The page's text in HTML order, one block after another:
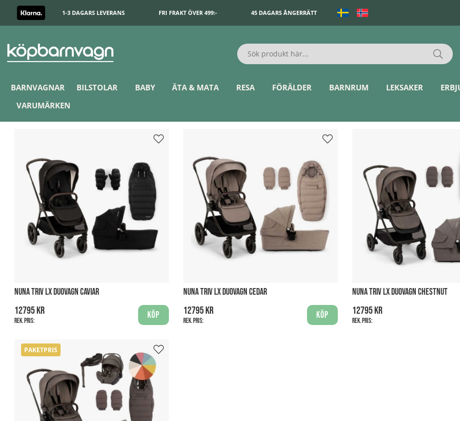
1-3 DAGARS LEVERANS FRI FRAKT ÖVER 499:- 45 DAGARS ÅNGERRÄTT
BARNVAGNAR BILSTOLAR BABY ÄTA & MATA RESA FÖRÄLDER BARNRUM LEKSAKER
VARUMÄRKEN
NUNA TRIV LX DUOVAGN CAVIAR
12795 kr
Rek. pris:
Köp
NUNA TRIV LX DUOVAGN CEDAR
12795 kr
Rek. pris:
Köp
NUNA TRIV LX DUOVAGN CHESTNUT
12795 kr
Rek. pris:
PAKETPRIS